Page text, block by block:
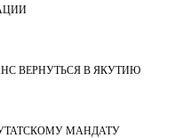
ВЕРНУТЬСЯ В ЯКУТИЮ
МАНДАТУ